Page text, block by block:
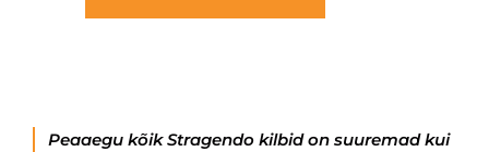
Peaaegu kõik Stragendo kilbid on suuremad kui